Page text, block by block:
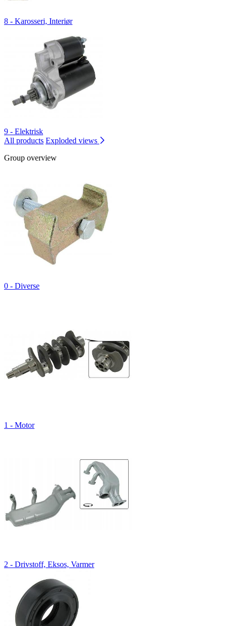
8 - Karosseri, Interiør
9 - Elektrisk
All products Exploded views
Group overview
0 - Diverse
1 - Motor
2 - Drivstoff, Eksos, Varmer